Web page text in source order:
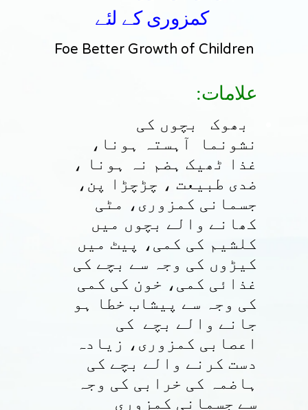
کمزوری کے لئے
Foe Better Growth of Children
:علامات
بھوک بچوں کی
نشونما آہستہ ہونا،
غذا ٹھیک ہضم نہ ہونا ،
ضدی طبیعت ، چڑچڑا پن،
جسمانی کمزوری، مٹی
کھانے والے بچوں میں
کلشیم کی کمی، پیٹ میں
کیڑوں کی وجہ سے بچے کی
غذائی کمی، خون کی کمی
کی وجہ سے پیشاب خطا ہو
جانے والے بچے کی
اعصابی کمزوری، زیادہ
دست کرنے والے بچے کی
ہاضمہ کی خرابی کی وجہ
سے جسمانی کمزوری